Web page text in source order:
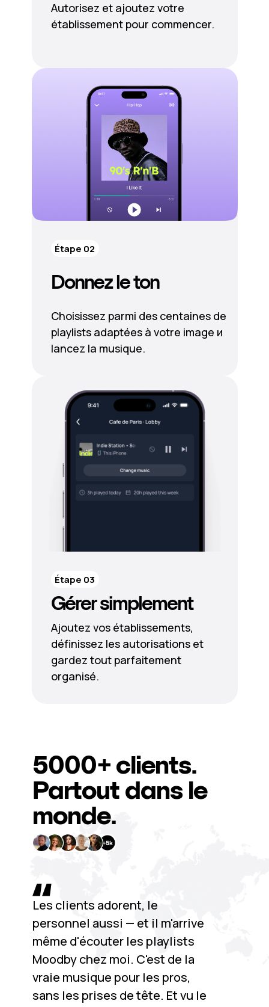
Autorisez et ajoutez votre
établissement pour commencer.
Donnez le ton
Choisissez parmi des centaines de
playlists adaptées à votre image и
lancez la musique.
Étape 02
Gérer simplement
Ajoutez vos établissements,
définissez les autorisations et
gardez tout parfaitement
organisé.
Étape 03
Les clients adorent, le
personnel aussi — et il m'arrive
même d'écouter les playlists
Moodby chez moi. C'est de la
vraie musique pour les pros,
sans les prises de tête. Et vu le
5000+ clients.
Partout dans le
monde.